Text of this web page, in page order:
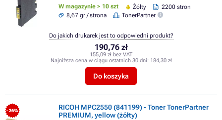
W magazynie > 10 szt Żółty
2200 stron
8,67 gr / strona
TonerPartner
190,76 zł
155,09 zł bez VAT
Najniższa cena w ciągu ostatnich 30 dni: 184,30 zł
Do koszyka
Do jakich drukarek jest to odpowiedni produkt?
- 26%
RICOH MPC2550 (841199) - Toner TonerPartner
PREMIUM, yellow (żółty)